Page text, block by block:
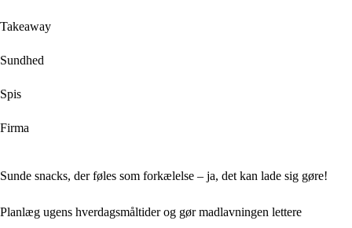
Takeaway
Sundhed
Spis
Firma
Sunde snacks, der føles som forkælelse – ja, det kan lade sig gøre!
Planlæg ugens hverdagsmåltider og gør madlavningen lettere